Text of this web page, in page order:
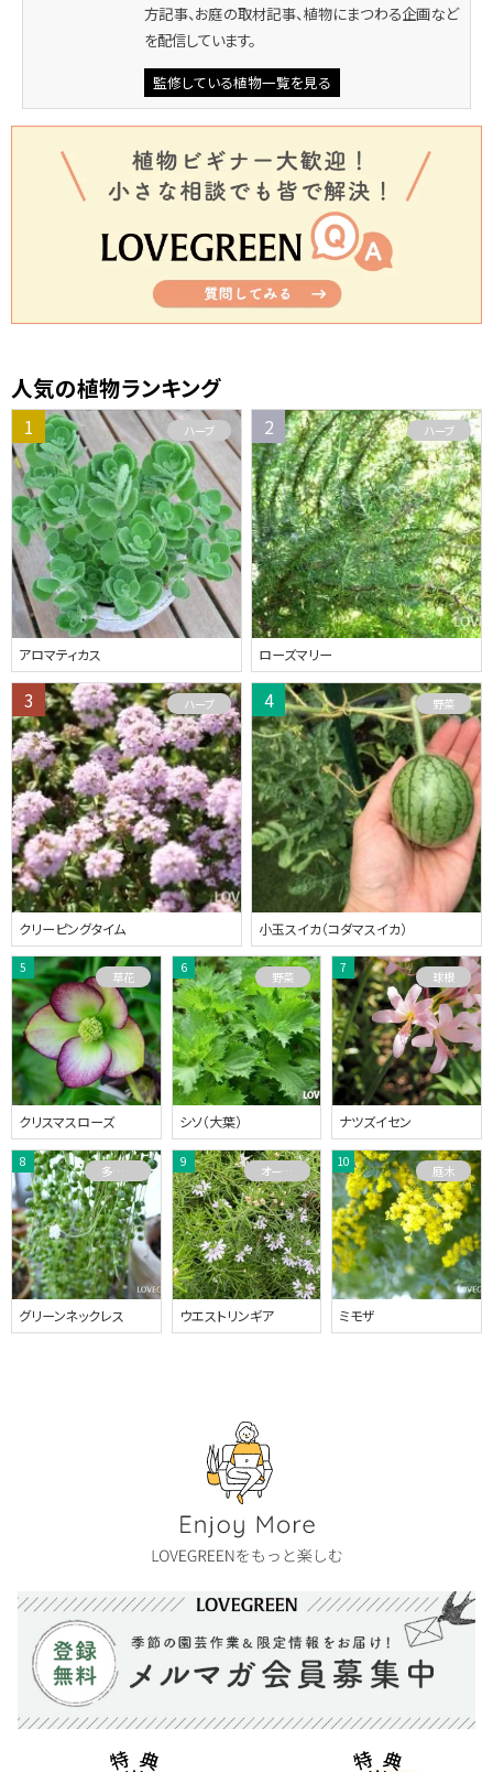
方記事、お庭の取材記事、植物にまつわる企画など
を配信しています。
監修している植物一覧を見る
人気の植物ランキング
アロマティカス
ハーブ
ローズマリー
ハーブ
クリーピングタイム
ハーブ
小玉スイカ（コダマスイカ）
野菜
クリスマスローズ
草花
シソ（大葉）
野菜
ナツズイセン
球根
グリーンネックレス
多肉植物
ウエストリンギア
オーストラリアプランツ
ミモザ
庭木